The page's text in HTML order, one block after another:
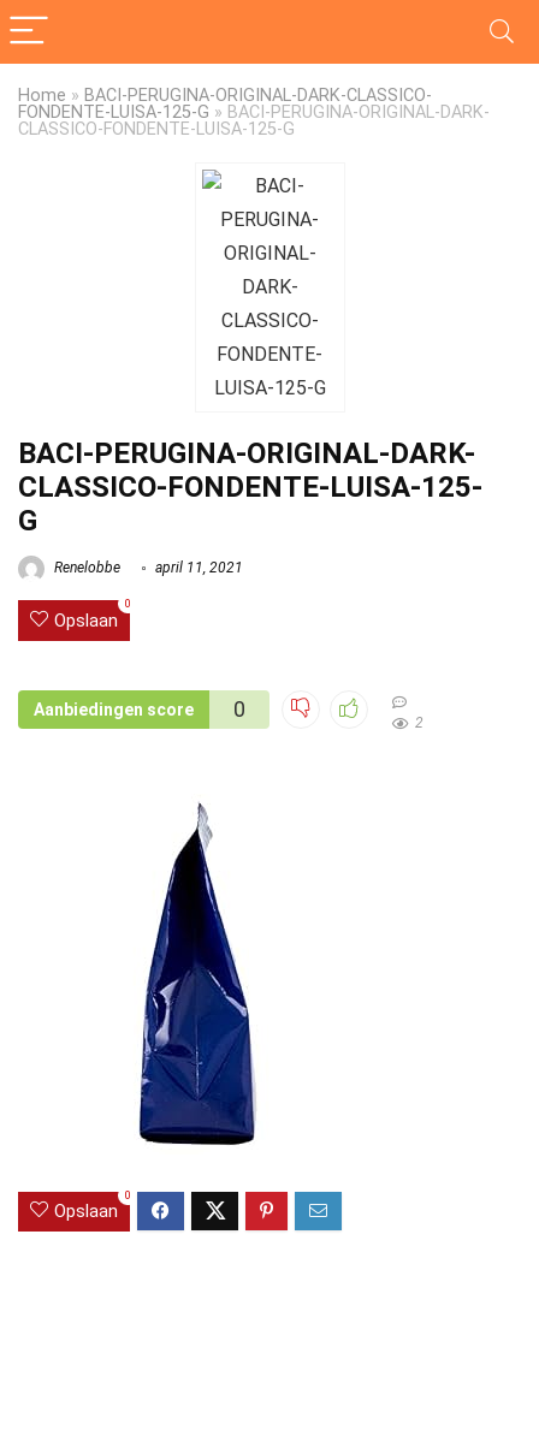
Home » BACI-PERUGINA-ORIGINAL-DARK-CLASSICO-
FONDENTE-LUISA-125-G » BACI-PERUGINA-ORIGINAL-DARK-
CLASSICO-FONDENTE-LUISA-125-G
BACI-PERUGINA-ORIGINAL-DARK-
CLASSICO-FONDENTE-LUISA-125-
G
Renelobbe april 11, 2021
Opslaan
0
Aanbiedingen score 0
2
Opslaan
0